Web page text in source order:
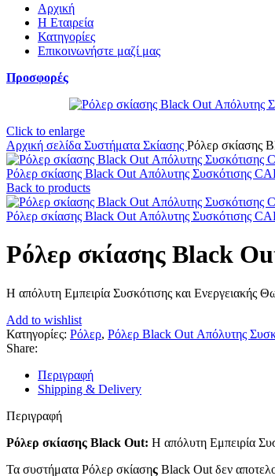
Αρχική
Η Εταιρεία
Κατηγορίες
Επικοινωνήστε μαζί μας
Προσφορές
Click to enlarge
Αρχική σελίδα Συστήματα Σκίασης Ρόλερ σκίασης
Ρόλερ σκίασης Black Out Απόλυτης Συσκότισης
Back to products
Ρόλερ σκίασης Black Out Απόλυτης Συσκότισης
Ρόλερ σκίασης Black
Η απόλυτη Εμπειρία Συσκότισης και Ενεργειακής
Add to wishlist
Κατηγορίες: Ρόλερ, Ρόλερ Black Out Απόλυτης
Share:
Περιγραφή
Shipping & Delivery
Περιγραφή
Ρόλερ σκίασης Black Out: Η απόλυτη Εμπειρία
Τα συστήματα Ρόλερ σκίασης Black Out δεν